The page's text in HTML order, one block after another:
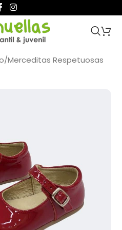
/Merceditas Respetuosas